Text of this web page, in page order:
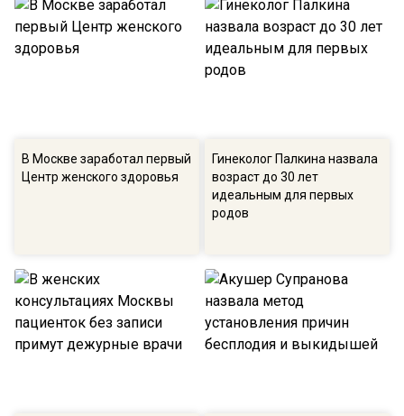
В Москве заработал первый
Центр женского здоровья
Гинеколог Палкина назвала
возраст до 30 лет
идеальным для первых
родов